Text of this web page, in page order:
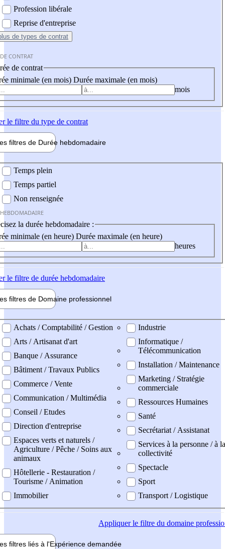
Profession libérale
Reprise d'entreprise
de types de contrat
CONTRAT
de contrat
minimale (en mois) Durée maximale (en mois)
mois
le filtre du type de contrat
filtres de Durée hebdomadaire
Temps plein
Temps partiel
Non renseignée
la durée hebdomadaire :
minimale (en heure) Durée maximale (en heure)
heures
le filtre de durée hebdomadaire
filtres de Domaine professionnel
professionel
Achats / Comptabilité / Gestion
Arts / Artisanat d'art
Banque / Assurance
Bâtiment / Travaux Publics
Commerce / Vente
Communication / Multimédia
Conseil / Etudes
Direction d'entreprise
Espaces verts et naturels /
Agriculture / Pêche / Soins aux
animaux
Hôtellerie - Restauration /
Tourisme / Animation
Immobilier
Industrie
Informatique /
Télécommunication
Installation / Maintenance
Marketing / Stratégie
commerciale
Ressources Humaines
Santé
Secrétariat / Assistanat
Services à la personne / à la
collectivité
Spectacle
Sport
Transport / Logistique
Appliquerle filtre du domaine
filtres liés à l'Expérience demandée